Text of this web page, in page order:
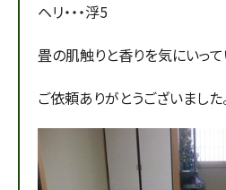
ヘリ・・・浮5
畳の肌触りと香りを気にいって
ご依頼ありがとうございました